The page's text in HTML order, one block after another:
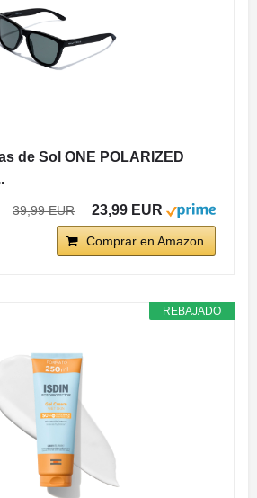
de Sol ONE POLARIZED
39,99 EUR 23,99 EUR
Comprar en Amazon
REBAJADO